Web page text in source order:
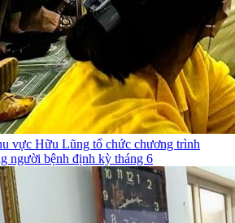
vực Hữu Lũng tổ chức chương trình
người bệnh định kỳ tháng 6